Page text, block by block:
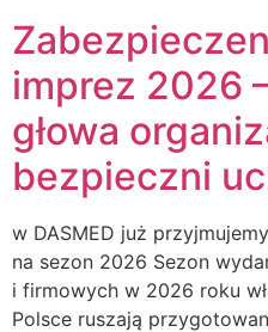
imprez 2026
głowa
bezpieczni
w DASMED już
na sezon 2026 Sezon
i firmowych w 2026 roku
Polsce ruszają